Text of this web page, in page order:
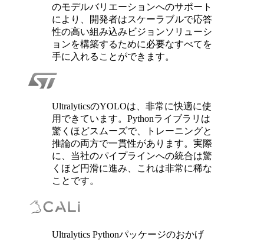
のモデルバリエーションへのサポート
により、開発者はスケーラブルで応答
性の高い組み込みビジョンソリューシ
ョンを構築するために必要なすべてを
手に入れることができます。
UltralyticsのYOLOは、非常に快適に使
用できています。Pythonライブラリは
驚くほどスムーズで、トレーニングと
推論の両方で一貫性があります。実際
に、当社のパイプラインへの統合は驚
くほど円滑に進み、これは非常に稀な
ことです。
Ultralytics Pythonパッケージのおかげ